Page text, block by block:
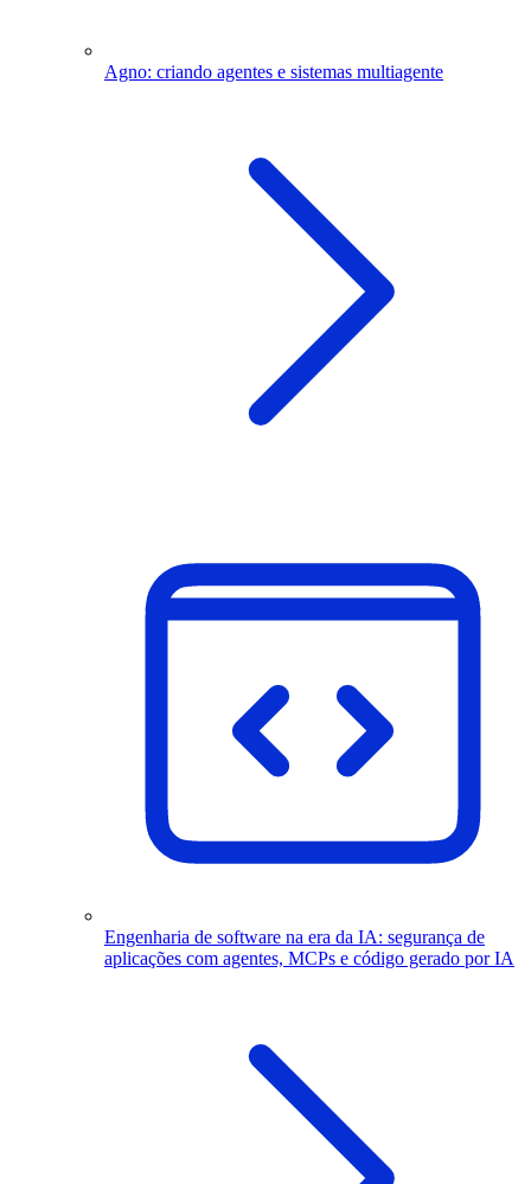
Agno: criando agentes e sistemas multiagente
Engenharia de software na era da IA: segurança de
aplicações com agentes, MCPs e código gerado por IA